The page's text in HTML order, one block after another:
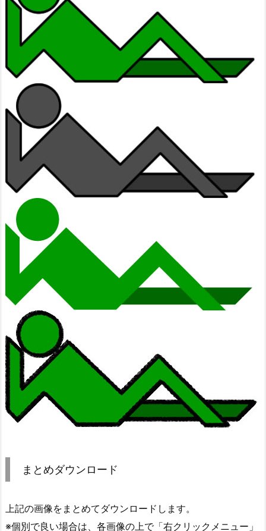
まとめダウンロード
上記の画像をまとめてダウンロードします。
※個別で良い場合は、各画像の上で「右クリックメニュー」